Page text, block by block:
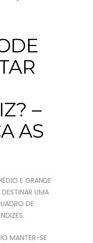
–
AS
E GRANDE
UMA
DE
MANTER-SE